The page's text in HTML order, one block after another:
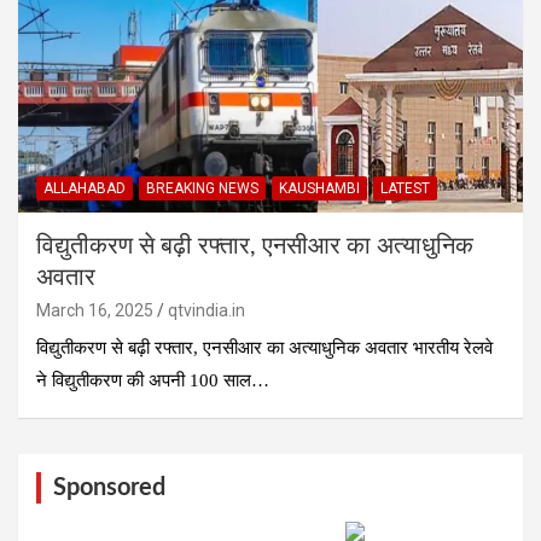
ALLAHABAD BREAKING NEWS KAUSHAMBI LATEST
विद्युतीकरण से बढ़ी रफ्तार, एनसीआर का अत्याधुनिक
अवतार
March 16, 2025
qtvindia.in
विद्युतीकरण से बढ़ी रफ्तार, एनसीआर का अत्याधुनिक अवतार भारतीय रेलवे
ने विद्युतीकरण की अपनी 100 साल…
Sponsored